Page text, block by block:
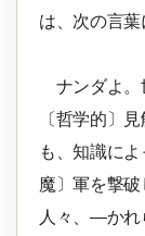
は、次の言葉
ナンダよ。
〔哲学的〕
も、知識に
魔〕軍を撃
人々、―かれ